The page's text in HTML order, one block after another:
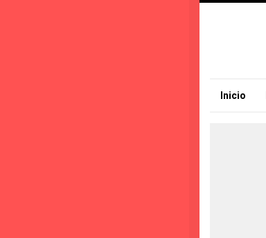
Inicio